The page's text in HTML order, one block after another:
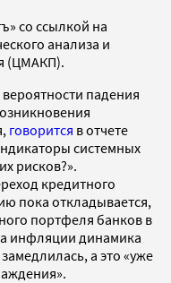
со ссылкой на
анализа и
(ЦМАКП).
падения
говорится в отчете
системных
рисков?».
кредитного
пока откладывается,
портфеля банков в
инфляции динамика
а это «уже